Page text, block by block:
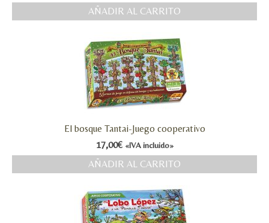
AÑADIR AL CARRITO
El bosque Tantai-Juego cooperativo
17,00€ «IVA incluido»
AÑADIR AL CARRITO